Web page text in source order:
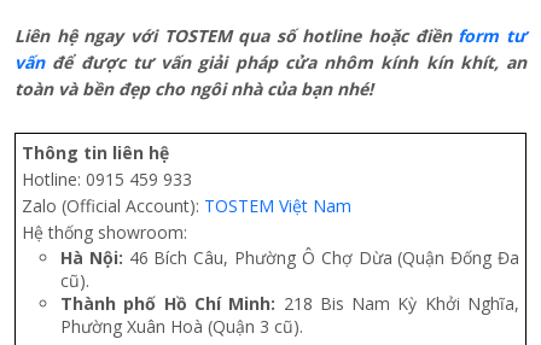
Liên hệ ngay với TOSTEM qua sốhotlinehoặc điền form tư
vấnđể được tư vấn giải pháp cửa nhôm kính kín khít, an
toàn và bền đẹp cho ngôi nhà của bạn nhé!
Thông tin liên hệ
Hotline: 0915 459 933
Zalo (Official Account): TOSTEM Việt Nam
Hệ thống showroom:
Hà Nội: 46 Bích Câu, Phường Ô Chợ Dừa (Quận Đống Đa
cũ).
Thành phố Hồ Chí Minh: 218 Bis Nam Kỳ Khởi Nghĩa,
Phường Xuân Hoà (Quận 3 cũ).